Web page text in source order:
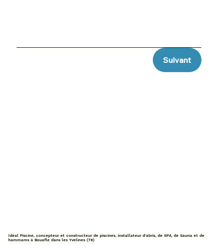
Suivant
Idéal Piscine, concepteur et constructeur de piscines, installateur d'abris, de SPA, de Sauna et de
hammams à Bouafle dans les Yvelines (78)